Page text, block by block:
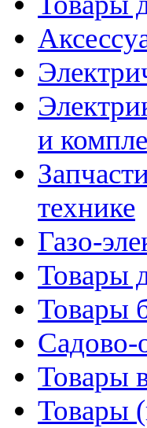
и
технике
Газо-
Товары
Товары
Садово-
Товары
Товары